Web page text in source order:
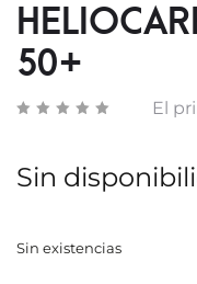
50+
El
Sin
Sin existencias